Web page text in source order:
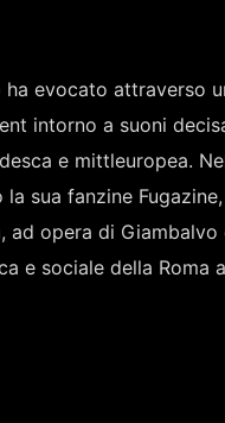
ha evocato attraverso
intorno a suoni
e mittleuropea.
sua fanzine Fugazine,
ad opera di Giambalvo
e sociale della Roma